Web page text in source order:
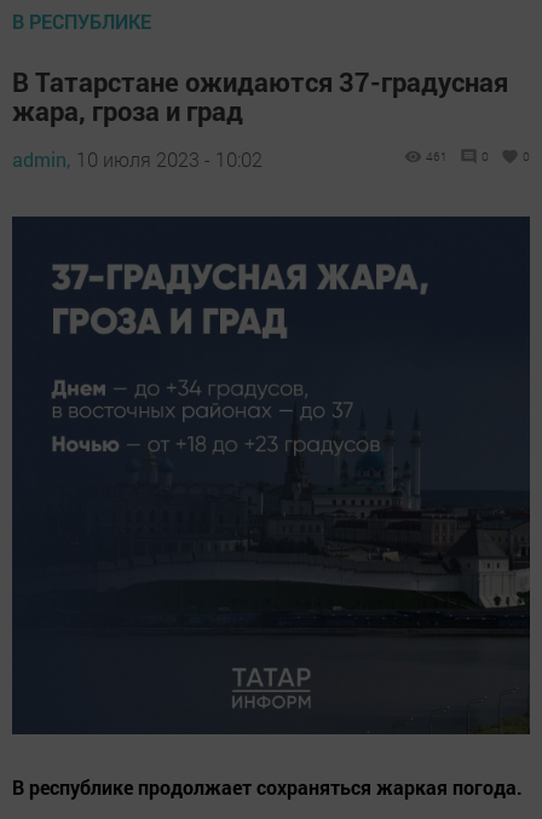
В РЕСПУБЛИКЕ
В Татарстане ожидаются 37-градусная
жара, гроза и град
admin, 10 июля 2023 - 10:02 461 0 0
В республике продолжает сохраняться жаркая погода.